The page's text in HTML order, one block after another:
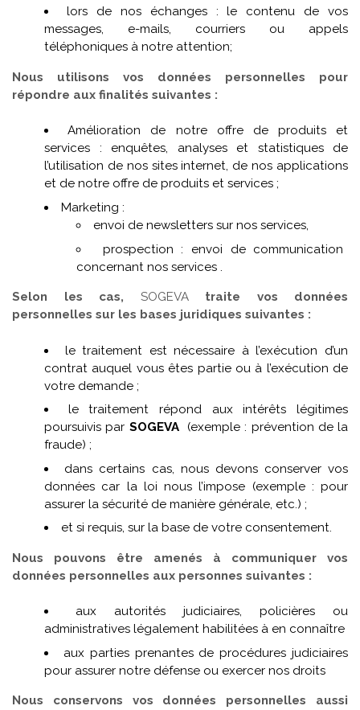
lors de nos échanges : le contenu de vos
messages, e-mails, courriers ou appels
téléphoniques à notre attention;
Nous utilisons vos données personnelles pour
répondre aux finalités suivantes :
Amélioration de notre offre de produits et
services : enquêtes, analyses et statistiques de
l’utilisation de nos sites internet, de nos applications
et de notre offre de produits et services ;
Marketing :
envoi de newsletters sur nos services,
prospection : envoi de communication
concernant nos services .
Selon les cas, SOGEVAtraite vos données
personnelles sur les bases juridiques suivantes :
le traitement est nécessaire à l’exécution d’un
contrat auquel vous êtes partie ou à l’exécution de
votre demande ;
le traitement répond aux intérêts légitimes
poursuivis par SOGEVA(exemple : prévention de la
fraude) ;
dans certains cas, nous devons conserver vos
données car la loi nous l’impose (exemple : pour
assurer la sécurité de manière générale, etc.) ;
et si requis, sur la base de votre consentement.
Nous pouvons être amenés à communiquer vos
données personnelles aux personnes suivantes :
aux autorités judiciaires, policières ou
administratives légalement habilitées à en connaître
aux parties prenantes de procédures judiciaires
pour assurer notre défense ou exercer nos droits
Nous conservons vos données personnelles aussi